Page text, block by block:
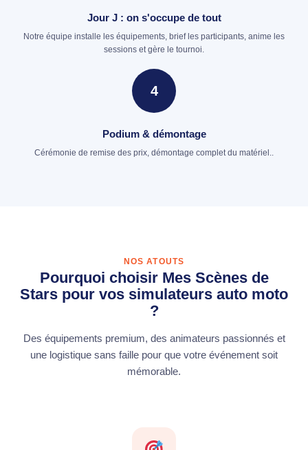
Jour J : on s'occupe de tout
Notre équipe installe les équipements, brief les participants, anime les
sessions et gère le tournoi.
4
Podium & démontage
Cérémonie de remise des prix, démontage complet du matériel..
NOS ATOUTS
Pourquoi choisir Mes Scènes de
Stars pour vos simulateurs auto moto
?
Des équipements premium, des animateurs passionnés et
une logistique sans faille pour que votre événement soit
mémorable.